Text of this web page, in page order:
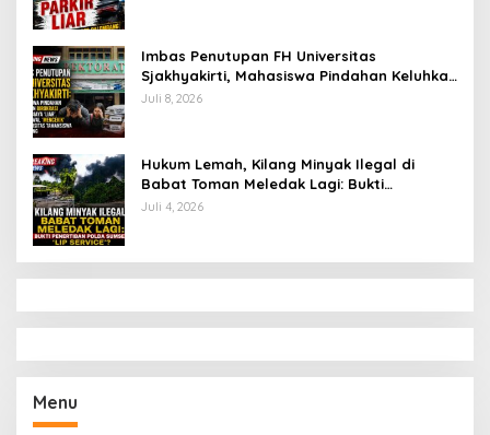
Imbas Penutupan FH Universitas
Sjakhyakirti, Mahasiswa Pindahan Keluhkan
Birokrasi Ruwet di Universitas Tamansiswa
Juli 8, 2026
Hukum Lemah, Kilang Minyak Ilegal di
Babat Toman Meledak Lagi: Bukti
Penertiban Polda Sumsel Hanya ‘Lip
Juli 4, 2026
Menu